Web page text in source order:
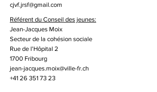
cjvf.jrsf@gmail.com
Référent du Conseil des jeunes:
Jean-Jacques Moix
Secteur de la cohésion sociale
Rue de l'Hôpital 2
1700 Fribourg
jean-jacques.moix@ville-fr.ch
+41 26 351 73 23